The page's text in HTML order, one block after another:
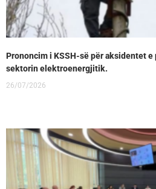
Prononcim i KSSH-së për aksidentet
sektorin elektroenergjitik.
26/07/2026